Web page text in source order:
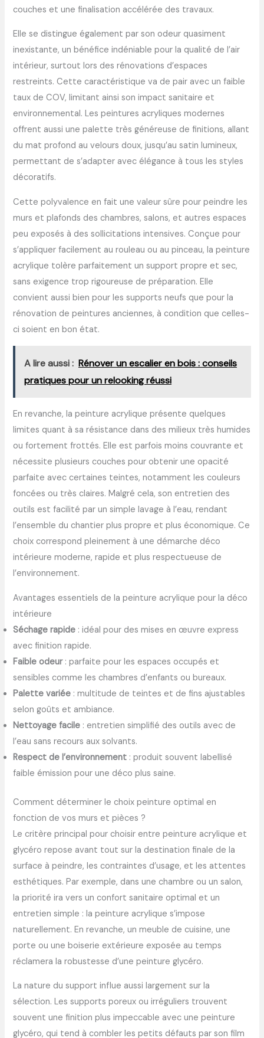
couches et une finalisation accélérée des travaux.
Elle se distingue également par son odeur quasiment
inexistante, un bénéfice indéniable pour la qualité de l’air
intérieur, surtout lors des rénovations d’espaces
restreints. Cette caractéristique va de pair avec un faible
taux de COV, limitant ainsi son impact sanitaire et
environnemental. Les peintures acryliques modernes
offrent aussi une palette très généreuse de finitions, allant
du mat profond au velours doux, jusqu’au satin lumineux,
permettant de s’adapter avec élégance à tous les styles
décoratifs.
Cette polyvalence en fait une valeur sûre pour peindre les
murs et plafonds des chambres, salons, et autres espaces
peu exposés à des sollicitations intensives. Conçue pour
s’appliquer facilement au rouleau ou au pinceau, la peinture
acrylique tolère parfaitement un support propre et sec,
sans exigence trop rigoureuse de préparation. Elle
convient aussi bien pour les supports neufs que pour la
rénovation de peintures anciennes, à condition que celles-
ci soient en bon état.
A lire aussi : Rénover un escalier en bois : conseils
pratiques pour un relooking réussi
En revanche, la peinture acrylique présente quelques
limites quant à sa résistance dans des milieux très humides
ou fortement frottés. Elle est parfois moins couvrante et
nécessite plusieurs couches pour obtenir une opacité
parfaite avec certaines teintes, notamment les couleurs
foncées ou très claires. Malgré cela, son entretien des
outils est facilité par un simple lavage à l’eau, rendant
l’ensemble du chantier plus propre et plus économique. Ce
choix correspond pleinement à une démarche déco
intérieure moderne, rapide et plus respectueuse de
l’environnement.
Avantages essentiels de la peinture acrylique pour la déco
intérieure
Séchage rapide : idéal pour des mises en œuvre express
avec finition rapide.
Faible odeur: parfaite pour les espaces occupés et
sensibles comme les chambres d’enfants ou bureaux.
Palette variée : multitude de teintes et de fins ajustables
selon goûts et ambiance.
Nettoyage facile : entretien simplifié des outils avec de
l’eau sans recours aux solvants.
Respect de l’environnement : produit souvent labellisé
faible émission pour une déco plus saine.
Comment déterminer le choix peinture optimal en
fonction de vos murs et pièces ?
Le critère principal pour choisir entre peinture acrylique et
glycéro repose avant tout sur la destination finale de la
surface à peindre, les contraintes d’usage, et les attentes
esthétiques. Par exemple, dans une chambre ou un salon,
la priorité ira vers un confort sanitaire optimal et un
entretien simple : la peinture acrylique s’impose
naturellement. En revanche, un meuble de cuisine, une
porte ou une boiserie extérieure exposée au temps
réclamera la robustesse d’une peinture glycéro.
La nature du support influe aussi largement sur la
sélection. Les supports poreux ou irréguliers trouvent
souvent une finition plus impeccable avec une peinture
glycéro, qui tend à combler les petits défauts par son film